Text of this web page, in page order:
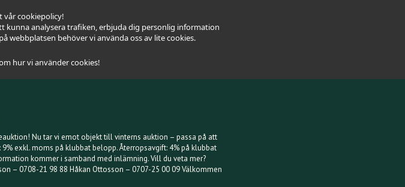
vår cookiepolicy!
kunna analysera trafiken, erbjuda dig personlig information
webbplatsen behöver vi använda oss av lite cookies.
hur vi använder cookies!
Nu tar vi emot objekt till vinterns auktion – passa på att
exkl. moms på klubbat belopp. Återropsavgift: 4% på klubbat
kommer i samband med inlämning. Vill du veta mer?
– 0708-21 98 88 Håkan Ottosson – 0707-25 00 09 Välkommen